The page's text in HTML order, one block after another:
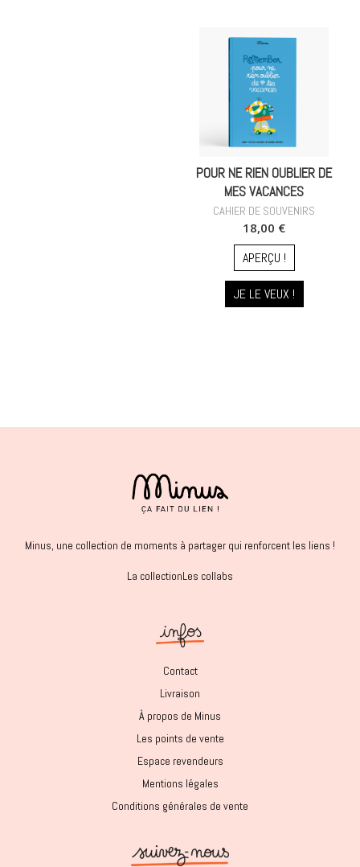
POUR NE RIEN OUBLIER DE
MES VACANCES
CAHIER DE SOUVENIRS
18,00 €
APERÇU !
JE LE VEUX !
Minus, une collection de moments à partager qui renforcent les liens !
La collectionLes collabs
Contact
Livraison
À propos de Minus
Les points de vente
Espace revendeurs
Mentions légales
Conditions générales de vente